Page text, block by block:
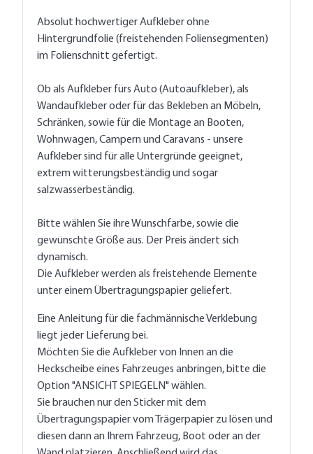
Absolut hochwertiger Aufkleber ohne
Hintergrundfolie (freistehenden Foliensegmenten)
im Folienschnitt gefertigt.
Ob als Aufkleber fürs Auto (Autoaufkleber), als
Wandaufkleber oder für das Bekleben an Möbeln,
Schränken, sowie für die Montage an Booten,
Wohnwagen, Campern und Caravans - unsere
Aufkleber sind für alle Untergründe geeignet,
extrem witterungsbeständig und sogar
salzwasserbeständig.
Bitte wählen Sie ihre Wunschfarbe, sowie die
gewünschte Größe aus. Der Preis ändert sich
dynamisch.
Die Aufkleber werden als freistehende Elemente
unter einem Übertragungspapier geliefert.
Eine Anleitung für die fachmännische Verklebung
liegt jeder Lieferung bei.
Möchten Sie die Aufkleber von Innen an die
Heckscheibe eines Fahrzeuges anbringen, bitte die
Option "ANSICHT SPIEGELN" wählen.
Sie brauchen nur den Sticker mit dem
Übertragungspapier vom Trägerpapier zu lösen und
diesen dann an Ihrem Fahrzeug, Boot oder an der